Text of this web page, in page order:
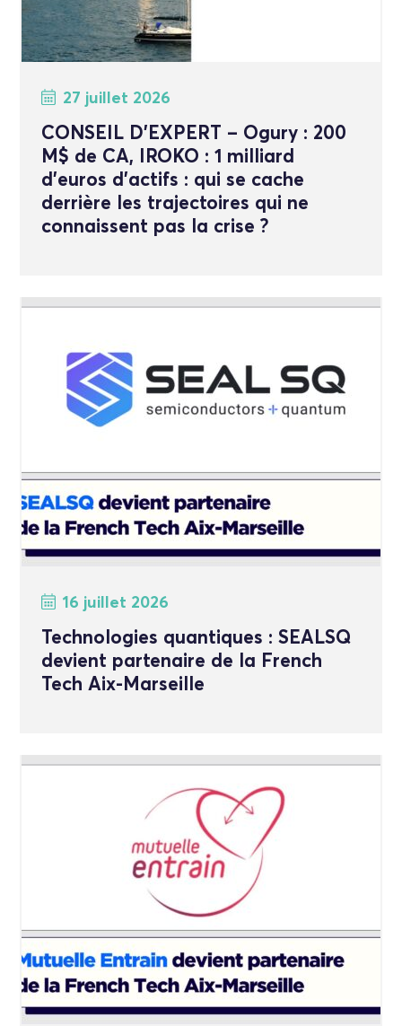
27 juillet 2026
CONSEIL D’EXPERT – Ogury : 200
M$ de CA, IROKO : 1 milliard
d’euros d’actifs : qui se cache
derrière les trajectoires qui ne
connaissent pas la crise ?
16 juillet 2026
Technologies quantiques : SEALSQ
devient partenaire de la French
Tech Aix-Marseille